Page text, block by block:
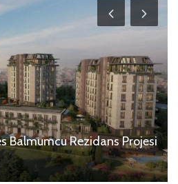
Balmumcu Rezidans Projesi